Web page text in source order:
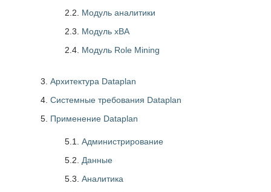
2.2. Модуль аналитики
2.3. Модуль xBA
2.4. Модуль Role Mining
Архитектура Dataplan
Системные требования Dataplan
Применение Dataplan
5.1. Администрирование
5.2. Данные
5.3. Аналитика